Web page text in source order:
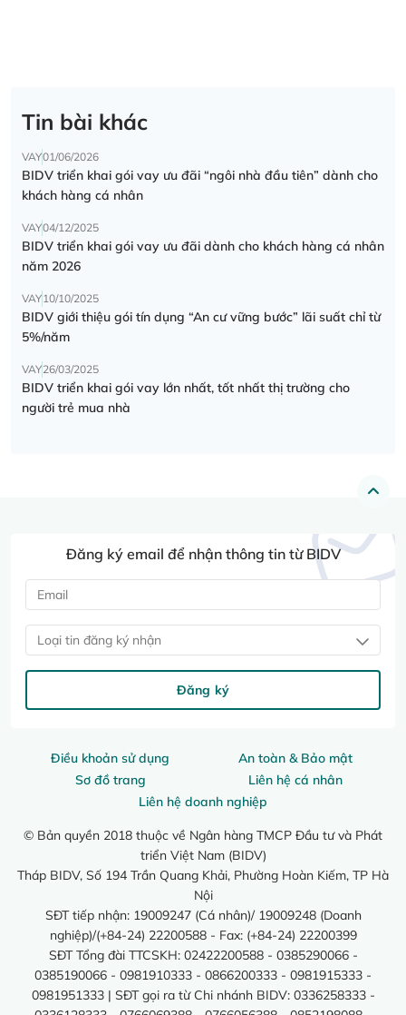
Tin bài khác
VAY01/06/2026
BIDV triển khai gói vay ưu đãi “ngôi nhà đầu tiên” dành cho
khách hàng cá nhân
VAY04/12/2025
BIDV triển khai gói vay ưu đãi dành cho khách hàng cá nhân
năm 2026
VAY10/10/2025
BIDV giới thiệu gói tín dụng “An cư vững bước” lãi suất chỉ từ
5%/năm
VAY26/03/2025
BIDV triển khai gói vay lớn nhất, tốt nhất thị trường cho
người trẻ mua nhà
Điều khoản sử dụng
An toàn & Bảo mật
Sơ đồ trang
Liên hệ cá nhân
Liên hệ doanh nghiệp
© Bản quyền 2018 thuộc về Ngân hàng TMCP Đầu tư và Phát
triển Việt Nam (BIDV)
Tháp BIDV, Số 194 Trần Quang Khải, Phường Hoàn Kiếm, TP Hà
Nội
SĐT tiếp nhận: 19009247 (Cá nhân)/ 19009248 (Doanh
nghiệp)/(+84-24) 22200588 - Fax: (+84-24) 22200399
SĐT Tổng đài TTCSKH: 02422200588 - 0385290066 -
0385190066 - 0981910333 - 0866200333 - 0981915333 -
0981951333 | SĐT gọi ra từ Chi nhánh BIDV: 0336258333 -
Đăng ký email để nhận thông tin từ BIDV
Loại tin đăng ký nhận
Đăng ký